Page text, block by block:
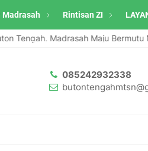
Madrasah Rintisan ZI
SATYALENCANA KARYA SATYA
Tengah, Madrasah Maju Bermutu
085242932338